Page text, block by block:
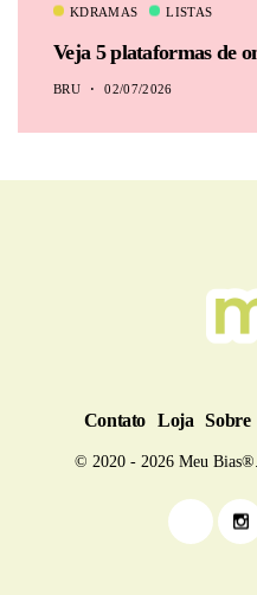
KDRAMAS LISTAS
Veja 5 plataformas de
BRU 02/07/2026
Contato Loja Sobre
© 2020 - 2026 Meu